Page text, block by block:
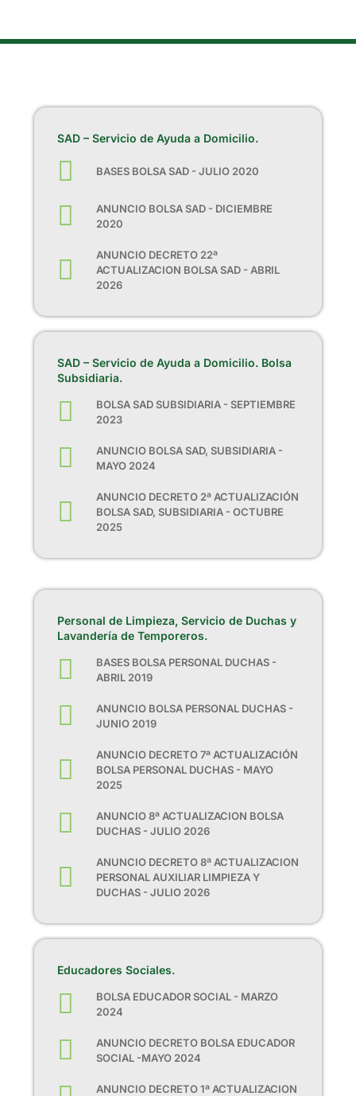
SAD – Servicio de Ayuda a Domicilio.
BASES BOLSA SAD - JULIO 2020
ANUNCIO BOLSA SAD - DICIEMBRE
2020
ANUNCIO DECRETO 22ª
ACTUALIZACION BOLSA SAD - ABRIL
2026
SAD – Servicio de Ayuda a Domicilio. Bolsa
Subsidiaria.
BOLSA SAD SUBSIDIARIA - SEPTIEMBRE
2023
ANUNCIO BOLSA SAD, SUBSIDIARIA -
MAYO 2024
ANUNCIO DECRETO 2ª ACTUALIZACIÓN
BOLSA SAD, SUBSIDIARIA - OCTUBRE
2025
Personal de Limpieza, Servicio de Duchas y
Lavandería de Temporeros.
BASES BOLSA PERSONAL DUCHAS -
ABRIL 2019
ANUNCIO BOLSA PERSONAL DUCHAS -
JUNIO 2019
ANUNCIO DECRETO 7ª ACTUALIZACIÓN
BOLSA PERSONAL DUCHAS - MAYO
2025
ANUNCIO 8ª ACTUALIZACION BOLSA
DUCHAS - JULIO 2026
ANUNCIO DECRETO 8ª ACTUALIZACION
PERSONAL AUXILIAR LIMPIEZA Y
DUCHAS - JULIO 2026
Educadores Sociales.
BOLSA EDUCADOR SOCIAL - MARZO
2024
ANUNCIO DECRETO BOLSA EDUCADOR
SOCIAL -MAYO 2024
ANUNCIO DECRETO 1ª ACTUALIZACION